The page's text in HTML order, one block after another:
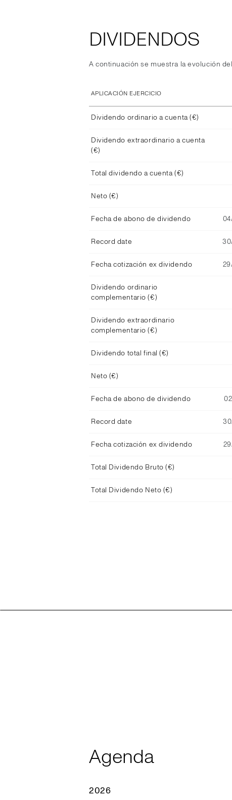
DIVIDENDOS
A continuación se muestra la evolución
APLICACIÓN EJERCICIO
Dividendo ordinario a cuenta (€)
Dividendo extraordinario a cuenta
(€)
Total dividendo a cuenta (€)
Neto (€)
Fecha de abono de dividendo
Record date
Fecha cotización ex dividendo
Dividendo ordinario
complementario (€)
Dividendo extraordinario
complementario (€)
Dividendo total final (€)
Neto (€)
Fecha de abono de dividendo
Record date
Fecha cotización ex dividendo
Total Dividendo Bruto (€)
Total Dividendo Neto (€)
Agenda
2026